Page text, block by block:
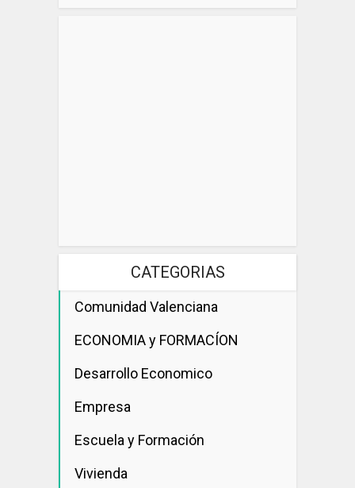
CATEGORIAS
Comunidad Valenciana
ECONOMIA y FORMACÍON
Desarrollo Economico
Empresa
Escuela y Formación
Vivienda